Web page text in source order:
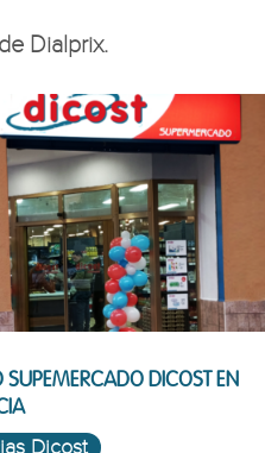
Dialprix.
SUPEMERCADO DICOST EN
Dicost